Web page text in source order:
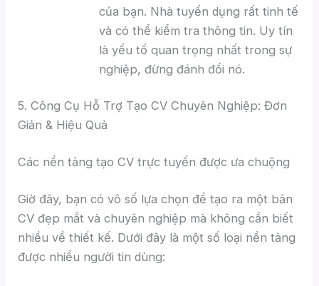
của bạn. Nhà tuyển dụng rất tinh tế
và có thể kiểm tra thông tin. Uy tín
là yếu tố quan trọng nhất trong sự
nghiệp, đừng đánh đổi nó.
5. Công Cụ Hỗ Trợ Tạo CV Chuyên Nghiệp: Đơn
Giản & Hiệu Quả
Các nền tảng tạo CV trực tuyến được ưa chuộng
Giờ đây, bạn có vô số lựa chọn để tạo ra một bản
CV đẹp mắt và chuyên nghiệp mà không cần biết
nhiều về thiết kế. Dưới đây là một số loại nền tảng
được nhiều người tin dùng: